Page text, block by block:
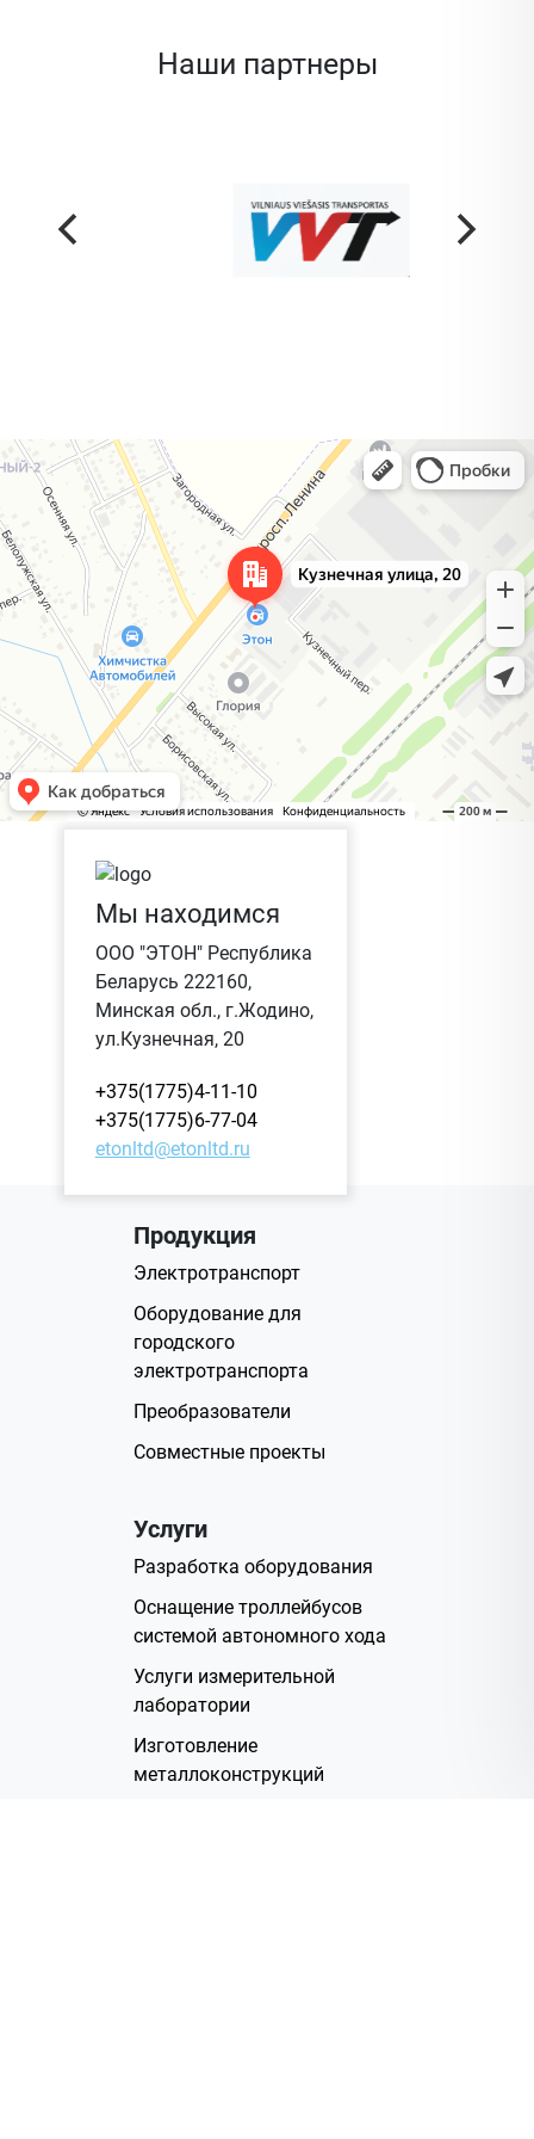
Наши партнеры
Жодино
Кузнечная улица, 20 — Яндекс Карты
Мы находимся
ООО "ЭТОН" Республика
Беларусь 222160,
Минская обл., г.Жодино,
ул.Кузнечная, 20
+375(1775)4-11-10
+375(1775)6-77-04
etonltd@etonltd.ru
Продукция
Электротранспорт
Оборудование для
городского
электротранспорта
Преобразователи
Совместные проекты
Услуги
Разработка оборудования
Оснащение троллейбусов
системой автономного хода
Услуги измерительной
лаборатории
Изготовление
металлоконструкций